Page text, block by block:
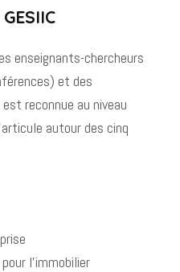
enseignants-chercheurs
et des
reconnue au niveau
autour des cinq
l’immobilier